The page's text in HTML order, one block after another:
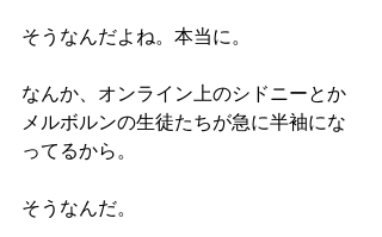
そうなんだよね。本当に。
なんか、オンライン上のシドニーとか
メルボルンの生徒たちが急に半袖にな
ってるから。
そうなんだ。